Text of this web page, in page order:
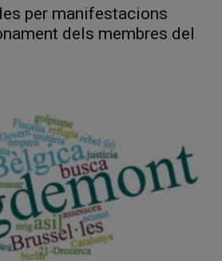
per manifestacions
dels membres del